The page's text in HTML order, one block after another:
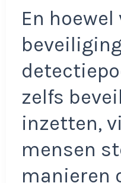
En
zelfs
inzetten,
mensen
manieren